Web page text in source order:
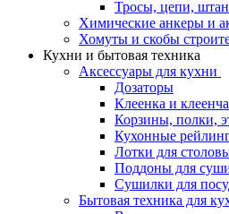
Тросы, цепи,
Химические анкеры и
Хомуты и скобы
Кухни и бытовая техника
Аксессуары для кухни
Дозаторы
Клеенка и
Корзины, полки,
Кухонные
Лотки для
Поддоны для
Сушилки для
Бытовая техника для